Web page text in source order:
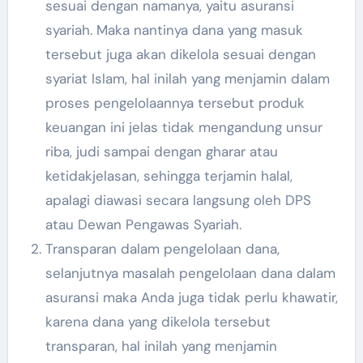
sesuai dengan namanya, yaitu asuransi
syariah. Maka nantinya dana yang masuk
tersebut juga akan dikelola sesuai dengan
syariat Islam, hal inilah yang menjamin dalam
proses pengelolaannya tersebut produk
keuangan ini jelas tidak mengandung unsur
riba, judi sampai dengan gharar atau
ketidakjelasan, sehingga terjamin halal,
apalagi diawasi secara langsung oleh DPS
atau Dewan Pengawas Syariah.
Transparan dalam pengelolaan dana,
selanjutnya masalah pengelolaan dana dalam
asuransi maka Anda juga tidak perlu khawatir,
karena dana yang dikelola tersebut
transparan, hal inilah yang menjamin